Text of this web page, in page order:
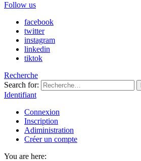
Follow us
facebook
twitter
instagram
linkedin
tiktok
Recherche
Search for:
Identifiant
Connexion
Inscription
Adiministration
Créer un compte
You are here: